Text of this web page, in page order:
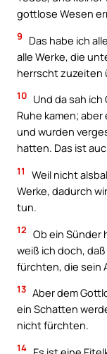
gottlose Wesen
9
Das habe ich
alle Werke, die
herrscht zuzeiten
10 Und da sah
Ruhe kamen;
und wurden
hatten. Das ist
11
Weil nicht
Werke, dadurch
tun.
12 Ob ein Sünder
weiß ich doch,
fürchten, die sein
13 Aber dem
ein Schatten
nicht fürchten.
14